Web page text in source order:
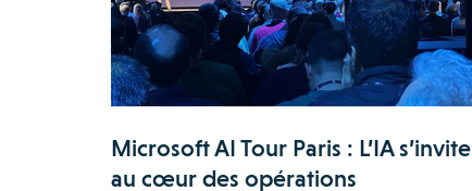
Microsoft AI Tour Paris : L’IA s’invite
au cœur des opérations